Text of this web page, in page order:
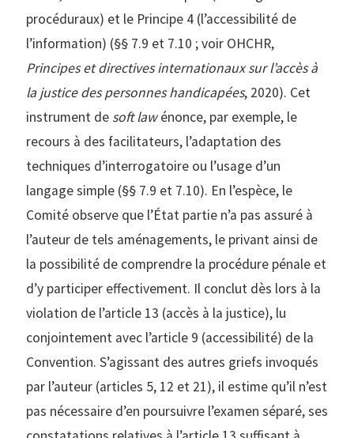
procéduraux) et le Principe 4 (l’accessibilité de
l’information) (§§ 7.9 et 7.10 ; voir OHCHR,
Principes et directives internationaux sur l’accès à
la justice des personnes handicapées, 2020). Cet
instrument de soft lawénonce, par exemple, le
recours à des facilitateurs, l’adaptation des
techniques d’interrogatoire ou l’usage d’un
langage simple (§§ 7.9 et 7.10). En l’espèce, le
Comité observe que l’État partie n’a pas assuré à
l’auteur de tels aménagements, le privant ainsi de
la possibilité de comprendre la procédure pénale et
d’y participer effectivement. Il conclut dès lors à la
violation de l’article 13 (accès à la justice), lu
conjointement avec l’article 9 (accessibilité) de la
Convention. S’agissant des autres griefs invoqués
par l’auteur (articles 5, 12 et 21), il estime qu’il n’est
pas nécessaire d’en poursuivre l’examen séparé, ses